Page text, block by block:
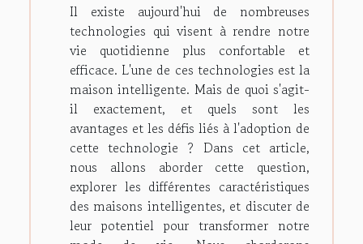
Il existe aujourd'hui de nombreuses
technologies qui visent à rendre notre
vie quotidienne plus confortable et
efficace. L'une de ces technologies est la
maison intelligente. Mais de quoi s'agit-
il exactement, et quels sont les
avantages et les défis liés à l'adoption de
cette technologie ? Dans cet article,
nous allons aborder cette question,
explorer les différentes caractéristiques
des maisons intelligentes, et discuter de
leur potentiel pour transformer notre